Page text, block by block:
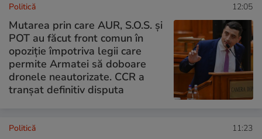
Politică 12:05
Mutarea prin care AUR, S.O.S. și
POT au făcut front comun în
opoziție împotriva legii care
permite Armatei să doboare
dronele neautorizate. CCR a
tranșat definitiv disputa
Politică 11:23